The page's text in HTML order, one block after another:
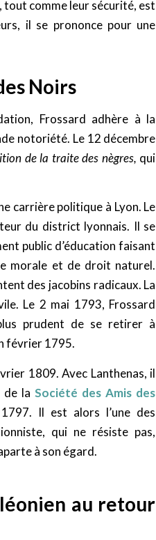
tout comme leur sécurité, est
il se prononce pour une
Noirs
Frossard adhère à la
notoriété. Le 12 décembre
de la traite des nègres, qui
carrière politique à Lyon. Le
du district lyonnais. Il se
public d’éducation faisant
morale et de droit naturel.
des jacobins radicaux. La
Le 2 mai 1793, Frossard
prudent de se retirer à
février 1795.
1809. Avec Lanthenas, il
de laSociété des Amis des
Il est alors l’une des
qui ne résiste pas,
à son égard.
au retour